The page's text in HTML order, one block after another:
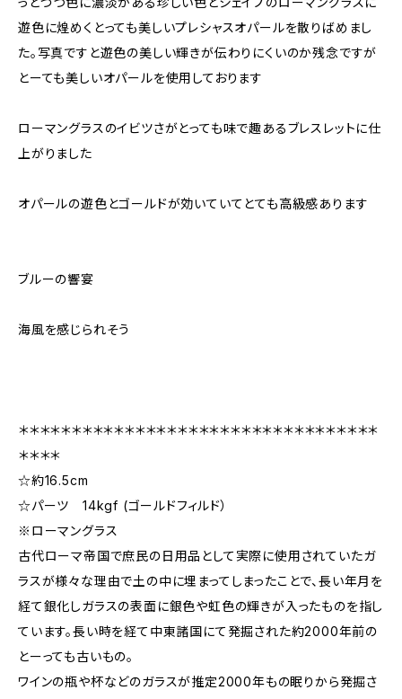
遊色に煌めくとっても美しいプレシャスオパールを散りばめまし
た。写真ですと遊色の美しい輝きが伝わりにくいのか残念ですが
とーても美しいオパールを使用しております
ローマングラスのイビツさがとっても味で趣あるブレスレットに仕
上がりました
オパールの遊色とゴールドが効いていてとても高級感あります
ブルーの響宴
海風を感じられそう
＊＊＊＊＊＊＊＊＊＊＊＊＊＊＊＊＊＊＊＊＊＊＊＊＊＊＊＊＊＊＊＊＊＊
＊＊＊＊
☆約16.5cm
☆パーツ 14kgf (ゴールドフィルド）
※ローマングラス
古代ローマ帝国で庶民の日用品として実際に使用されていたガ
ラスが様々な理由で土の中に埋まってしまったことで、長い年月を
経て銀化しガラスの表面に銀色や虹色の輝きが入ったものを指し
ています。長い時を経て中東諸国にて発掘された約2000年前の
とーっても古いもの。
ワインの瓶や杯などのガラスが推定2000年もの眠りから発掘さ